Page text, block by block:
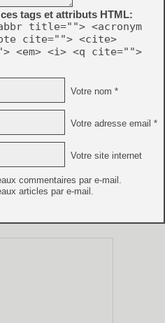
tags et attributs HTML:
title=""> <acronym
cite=""> <cite>
<em> <i> <q cite="">
Votre nom *
Votre adresse email *
Votre site internet
commentaires par e-mail.
articles par e-mail.